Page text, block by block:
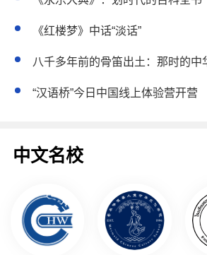
《红楼梦》中话“淡话”
八千多年前的骨笛出土：那时的中
“汉语桥”今日中国线上体验营开营
中文名校